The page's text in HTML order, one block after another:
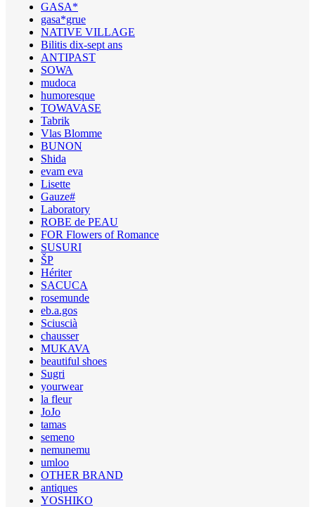
GASA*
gasa*grue
NATIVE VILLAGE
Bilitis dix-sept ans
ANTIPAST
SOWA
mudoca
humoresque
TOWAVASE
Tabrik
Vlas Blomme
BUNON
Shida
evam eva
Lisette
Gauze#
Laboratory
ROBE de PEAU
FOR Flowers of Romance
SUSURI
ŠP
Hériter
SACUCA
rosemunde
eb.a.gos
Sciuscià
chausser
MUKAVA
beautiful shoes
Sugri
yourwear
la fleur
JoJo
tamas
semeno
nemunemu
umloo
OTHER BRAND
antiques
YOSHIKO